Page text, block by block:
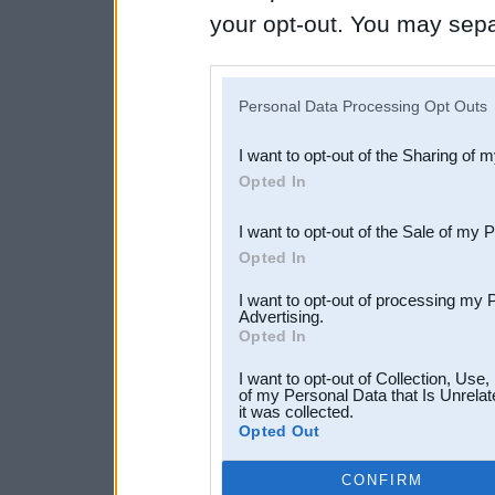
your opt-out. You may
Downstream Participants
third parties.
Personal Data Processing Opt Outs
I want to opt-out of the Sharing of
Opted In
I want to opt-out of the Sale of my
Opted In
I want to opt-out of processing my
Advertising.
Opted In
I want to opt-out of Collection,
of my Personal Data that Is
it was collected.
Opted Out
CONFIRM